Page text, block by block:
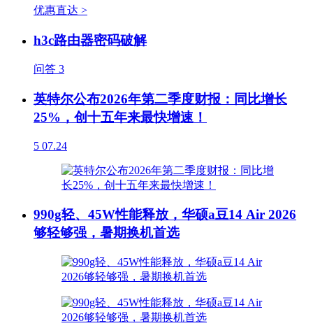
优惠直达 >
h3c路由器密码破解
问答 3
英特尔公布2026年第二季度财报：同比增长
25%，创十五年来最快增速！
5 07.24
990g轻、45W性能释放，华硕a豆14 Air 2026
够轻够强，暑期换机首选